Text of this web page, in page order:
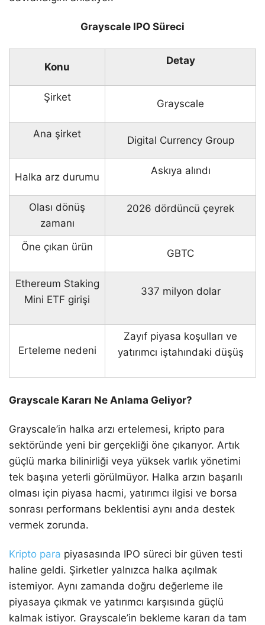
Grayscale IPO Süreci
Konu
Detay
Şirket
Grayscale
Ana şirket
Digital Currency Group
Halka arz durumu
Askıya alındı
Olası dönüş
zamanı
2026 dördüncü çeyrek
Öne çıkan ürün
GBTC
Ethereum Staking
Mini ETF girişi
337 milyon dolar
Erteleme nedeni
Zayıf piyasa koşulları ve
yatırımcı iştahındaki düşüş
Grayscale Kararı Ne Anlama Geliyor?
Grayscale’in halka arzı ertelemesi, kripto para
sektöründe yeni bir gerçekliği öne çıkarıyor. Artık
güçlü marka bilinirliği veya yüksek varlık yönetimi
tek başına yeterli görülmüyor. Halka arzın başarılı
olması için piyasa hacmi, yatırımcı ilgisi ve borsa
sonrası performans beklentisi aynı anda destek
vermek zorunda.
Kripto para piyasasında IPO süreci bir güven testi
haline geldi. Şirketler yalnızca halka açılmak
istemiyor. Aynı zamanda doğru değerleme ile
piyasaya çıkmak ve yatırımcı karşısında güçlü
kalmak istiyor. Grayscale’in bekleme kararı da tam